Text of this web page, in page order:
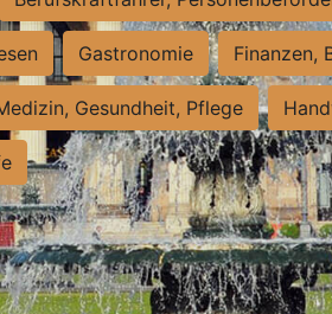
Gastronomie Finanzen,
Gesundheit, Pflege